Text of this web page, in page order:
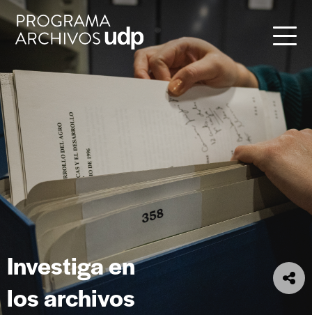
Investiga en
los archivos